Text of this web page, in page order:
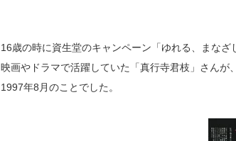
16歳の時に資生堂のキャンペーン「ゆれる、まなざ
映画やドラマで活躍していた「真行寺君枝」さん
1997年8月のことでした。